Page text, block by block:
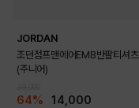
JORDAN
조던점프맨에어EMB반팔티셔츠
(주니어)
64% 14,000